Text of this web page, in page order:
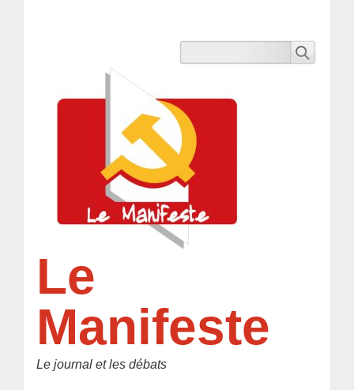
Le
Manifeste
Le journal et les débats